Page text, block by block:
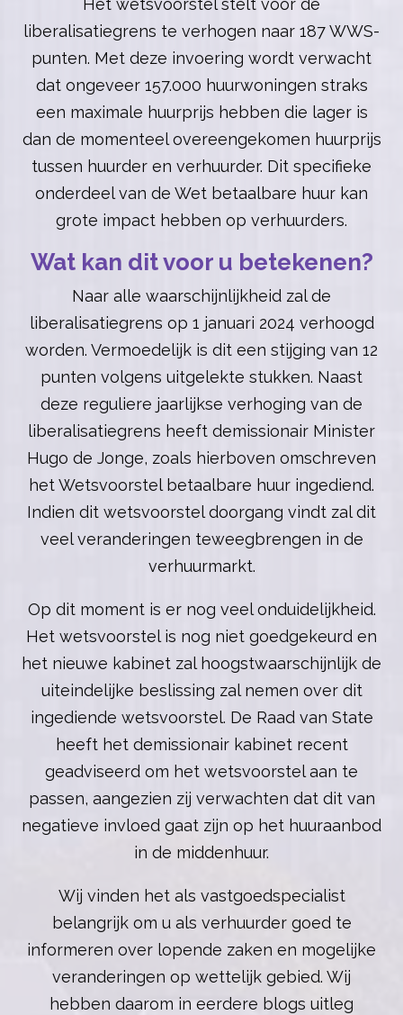
Het wetsvoorstel stelt voor de
liberalisatiegrens te verhogen naar 187 WWS-
punten. Met deze invoering wordt verwacht
dat ongeveer 157.000 huurwoningen straks
een maximale huurprijs hebben die lager is
dan de momenteel overeengekomen huurprijs
tussen huurder en verhuurder. Dit specifieke
onderdeel van de Wet betaalbare huur kan
grote impact hebben op verhuurders.
Wat kan dit voor u betekenen?
Naar alle waarschijnlijkheid zal de
liberalisatiegrens op 1 januari 2024 verhoogd
worden. Vermoedelijk is dit een stijging van 12
punten volgens uitgelekte stukken. Naast
deze reguliere jaarlijkse verhoging van de
liberalisatiegrens heeft demissionair Minister
Hugo de Jonge, zoals hierboven omschreven
het Wetsvoorstel betaalbare huur ingediend.
Indien dit wetsvoorstel doorgang vindt zal dit
veel veranderingen teweegbrengen in de
verhuurmarkt.
Op dit moment is er nog veel onduidelijkheid.
Het wetsvoorstel is nog niet goedgekeurd en
het nieuwe kabinet zal hoogstwaarschijnlijk de
uiteindelijke beslissing zal nemen over dit
ingediende wetsvoorstel. De Raad van State
heeft het demissionair kabinet recent
geadviseerd om het wetsvoorstel aan te
passen, aangezien zij verwachten dat dit van
negatieve invloed gaat zijn op het huuraanbod
in de middenhuur.
Wij vinden het als vastgoedspecialist
belangrijk om u als verhuurder goed te
informeren over lopende zaken en mogelijke
veranderingen op wettelijk gebied. Wij
hebben daarom in eerdere blogs uitleg